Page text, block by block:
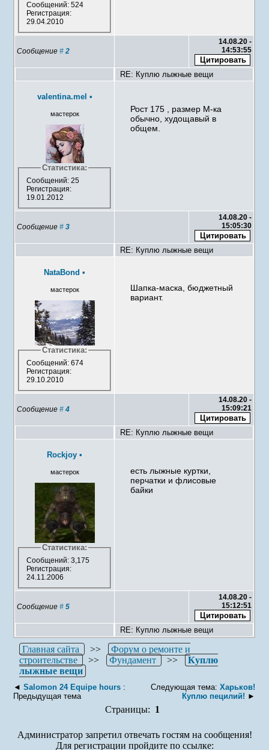
Сообщений: 524
Регистрация:
29.04.2010
Сообщение#2
14.08.20 -
14:53:55
RE: Куплю лыжные вещи
valentina.mel •
мастерок
Статистика:
Сообщений: 25
Регистрация:
19.01.2012
Рост 175 , размер М-ка
обычно, худощавый в
общем.
Сообщение#3
14.08.20 -
15:05:30
RE: Куплю лыжные вещи
NataBond •
мастерок
Статистика:
Сообщений: 674
Регистрация:
29.10.2010
Шапка-маска, бюджетный
вариант.
Сообщение#4
14.08.20 -
15:09:21
RE: Куплю лыжные вещи
Rockjoy •
мастерок
Статистика:
Сообщений: 3,175
Регистрация:
24.11.2006
есть лыжные куртки,
перчатки и флисовые
байки
Сообщение#5
14.08.20 -
15:12:51
RE: Куплю лыжные вещи
Главная сайта >>
Форум о ремонте и
строительстве
>> Фундамент >>
Куплю
лыжные вещи
◄Salomon 24 Equipe hours :
Предыдущая тема
Следующая тема:Харьков!
Куплю пецилий! ►
Страницы: 1
Администратор запретил отвечать гостям на сообщения!
Для регистрации пройдите по ссылке: